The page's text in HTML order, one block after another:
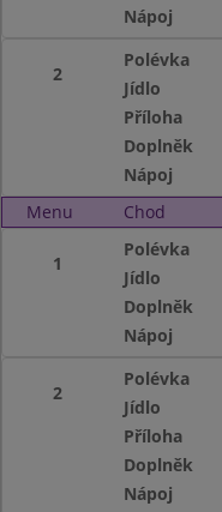
Nápoj
2
Polévka
Jídlo
Příloha
Doplněk
Nápoj
Menu
Chod
1
Polévka
Jídlo
Doplněk
Nápoj
2
Polévka
Jídlo
Příloha
Doplněk
Nápoj